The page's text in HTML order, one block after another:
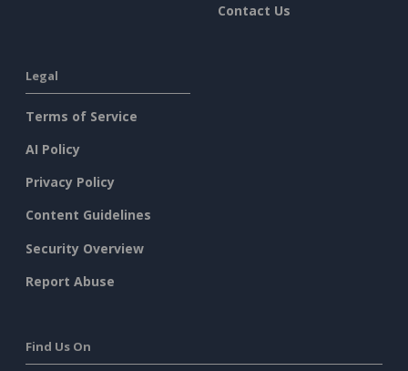
Contact Us
Legal
Terms of Service
AI Policy
Privacy Policy
Content Guidelines
Security Overview
Report Abuse
Find Us On